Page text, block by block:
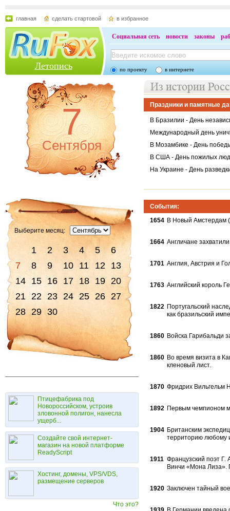
главная сделать стартовой в избранное
Летопись
Социальная сеть новости законы
по проекту в интернете
7
Сентября
Выберите месяц:
1 2 3 4 5
6
7
8 9 10 11 12 13
14 15 16 17 18 19 20
21 22 23 24 25 26 27
28 29 30
Птицефабрика под
Новороссийском, устроив
зловонной полигон, нанесла
ущерб...
Создайте свой интернет-
магазин на новой платформе
ReadyScript
Хостинг, домены, VPS/VDS,
размещение серверов
Что это?
Праздники и памятные
В Бразилии - День
Международный день
В Мозамбике - День
В США - День пожилых
На Украине - День
События:
1654 В Новый Амстердам
1664 Англичане
1701 Англия, Австрия и
1763 Английский король
1822 Португальский
как бразильский
1860 Войска Гарибальди
1860 Во время визита в
кленовый лист.
1870 Фридрих Вильгельм
1892 Первым чемпионом
1904 Британским
территорию любо­му
1911 Французский поэт
Винчи «Мона Лиза».
1920 Заключен тайный